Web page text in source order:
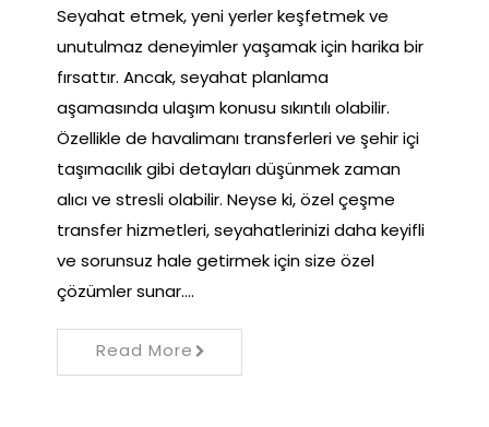
Seyahat etmek, yeni yerler keşfetmek ve
unutulmaz deneyimler yaşamak için harika bir
fırsattır. Ancak, seyahat planlama
aşamasında ulaşım konusu sıkıntılı olabilir.
Özellikle de havalimanı transferleri ve şehir içi
taşımacılık gibi detayları düşünmek zaman
alıcı ve stresli olabilir. Neyse ki, özel çeşme
transfer hizmetleri, seyahatlerinizi daha keyifli
ve sorunsuz hale getirmek için size özel
çözümler sunar.…
Read More